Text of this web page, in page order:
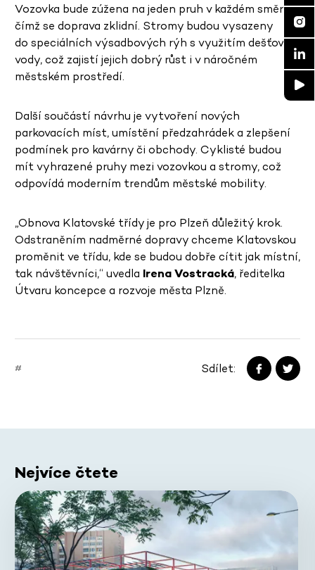
Vozovka bude zúžena na jeden pruh v každém směru,
čímž se doprava zklidní. Stromy budou vysazeny
do speciálních výsadbových rýh s využitím dešťové
vody, což zajistí jejich dobrý růst i v náročném
městském prostředí.
Další součástí návrhu je vytvoření nových
parkovacích míst, umístění předzahrádek a zlepšení
podmínek pro kavárny či obchody. Cyklisté budou
mít vyhrazené pruhy mezi vozovkou a stromy, což
odpovídá moderním trendům městské mobility.
„Obnova Klatovské třídy je pro Plzeň důležitý krok.
Odstraněním nadměrné dopravy chceme Klatovskou
proměnit ve třídu, kde se budou dobře cítit jak místní,
tak návštěvníci,“ uvedla Irena Vostracká, ředitelka
Útvaru koncepce a rozvoje města Plzně.
# Sdílet:
Nejvíce čtete